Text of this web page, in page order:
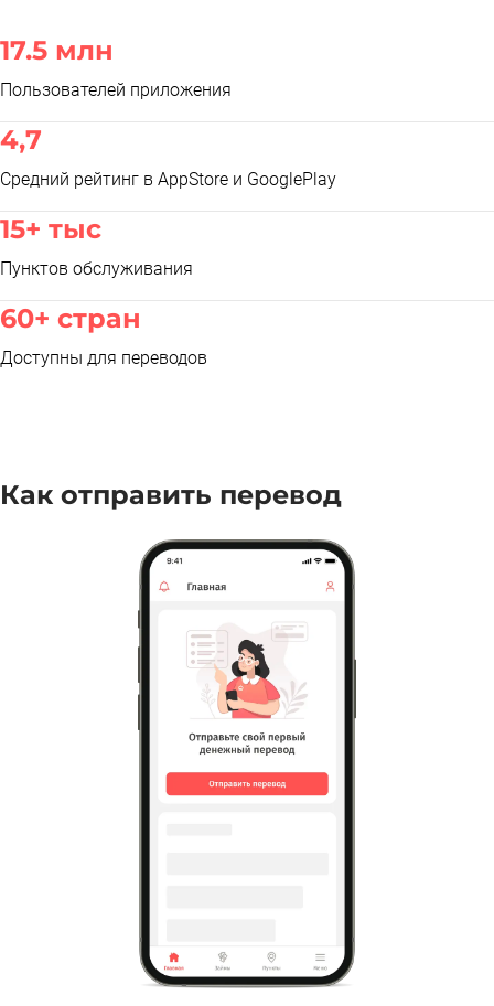
17.5 млн
Пользователей приложения
4,7
Средний рейтинг в AppStore и GooglePlay
15+ тыс
Пунктов обслуживания
60+ стран
Доступны для переводов
Как отправить перевод